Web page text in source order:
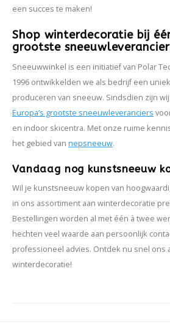
een succes te maken!
Shop winterdecoratie bij
grootste
Sneeuwwinkel is een initiatief van Polar
1996 ontwikkelden we als bedrijf een
produceren van sneeuw. Sindsdien zijn
Europa’s grootste sneeuwleveranciers
en indoor skicentra. Met onze ruime
het gebied van nepsneeuw.
Vandaag nog kunstsneeuw
Wil je kunstsneeuw kopen van
in ons assortiment aan winterdecoratie
Bestellingen worden al met één à twee
hechten veel waarde aan persoonlijk
professioneel advies. Ontdek nu snel ons
winterdecoratie!